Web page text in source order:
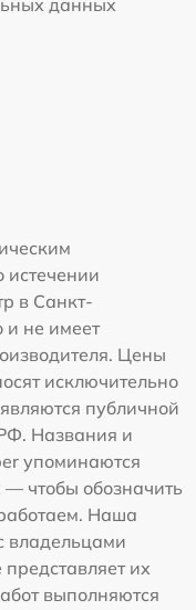
данных
истечении
в Санкт-
и не имеет
Цены
исключительно
публичной
Названия и
упоминаются
чтобы обозначить
Наша
владельцами
их
выполняются